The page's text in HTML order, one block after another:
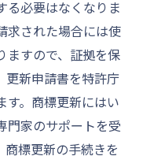
ミスを知る
とその対策
学ぶ教訓
べきリスト
チェックリスト
るためのヒント
る必要はなくなりま
求された場合には使
ますので、証拠を保
更新申請書を特許庁
す。商標更新にはい
門家のサポートを受
商標更新の手続きを